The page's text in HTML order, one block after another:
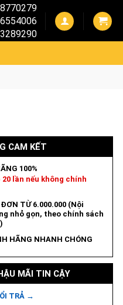
CAM KẾT
100%
lần nếu không chính
TỪ 6.000.000 (Nội
nhỏ gọn, theo chính sách
HÃNG NHANH CHÓNG
MÃI TIN CẬY
TRẢ →